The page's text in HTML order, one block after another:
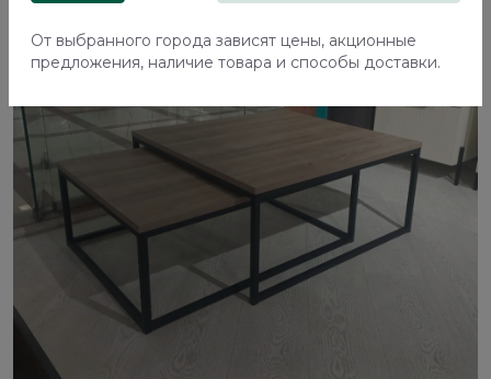
-80%
От выбранного города зависят цены, акционные
предложения, наличие товара и способы доставки.